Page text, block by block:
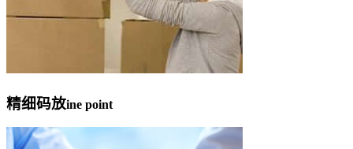
精细码放ine point